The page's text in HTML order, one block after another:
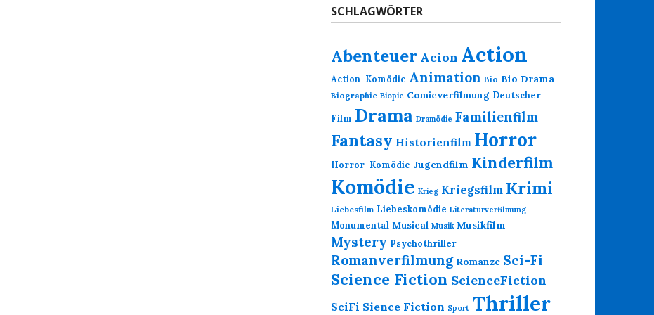
SCHLAGWÖRTER
Abenteuer Acion Action
Action-Komödie Animation Bio Bio Drama
Biographie Biopic Comicverfilmung Deutscher
Film Drama Dramödie Familienfilm
Fantasy Historienfilm Horror
Horror-Komödie Jugendfilm Kinderfilm
Komödie Krieg Kriegsfilm Krimi
Liebesfilm Liebeskomödie Literaturverfilmung
Monumental Musical Musik Musikfilm
Mystery Psychothriller
Romanverfilmung Romanze Sci-Fi
Science Fiction ScienceFiction
SciFi Sience Fiction Sport Thriller